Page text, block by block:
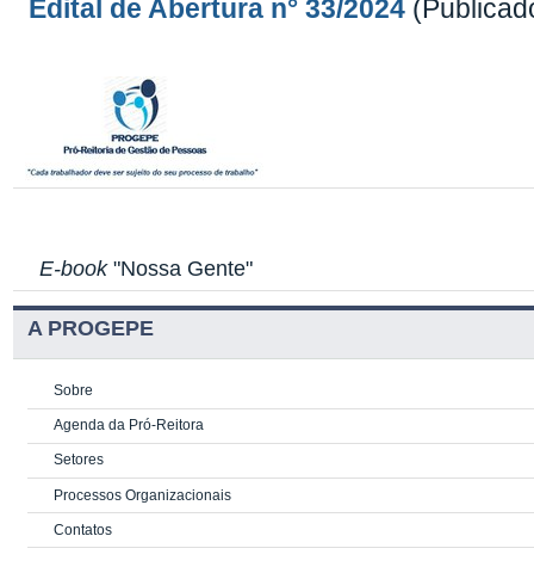
Edital de Abertura n° 33/2024
E-book"Nossa Gente"
A PROGEPE
Sobre
Agenda da Pró-Reitora
Setores
Processos Organizacionais
Contatos